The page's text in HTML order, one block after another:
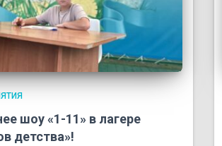
шоу «1-11» в лагере
детства»!